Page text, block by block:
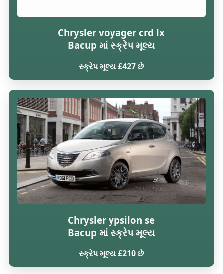
Chrysler voyager crd lx
Bacup માં સ્ક્રેપ મૂલ્ય
સ્ક્રેપ મૂલ્ય £427 છે
Chrysler ypsilon se
Bacup માં સ્ક્રેપ મૂલ્ય
સ્ક્રેપ મૂલ્ય £210 છે